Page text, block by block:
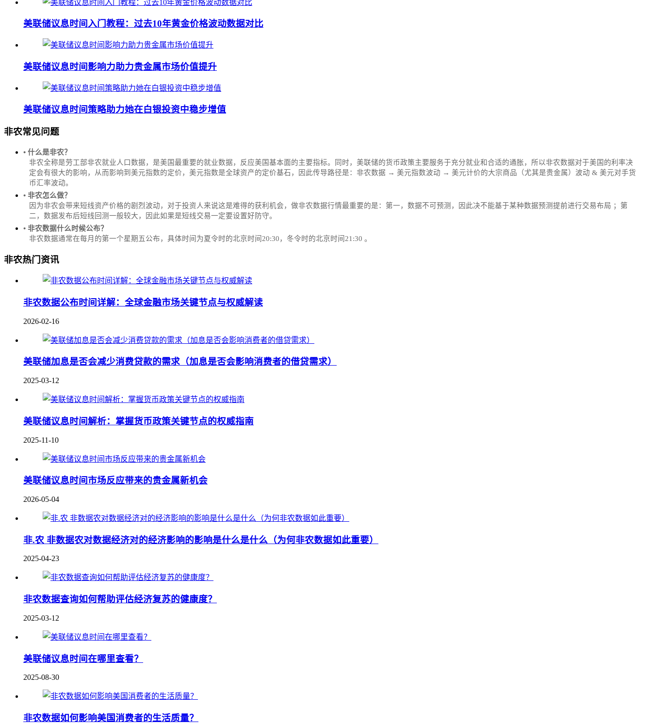
美联储议息时间入门教程：过去10年黄金价格波动数据对比
美联储议息时间影响力助力贵金属市场价值提升
美联储议息时间策略助力她在白银投资中稳步增值
非农常见问题
• 什么是非农？
非农全称是劳工部非农就业人口数据，是美国最重要的就业数据，反应美国基本面的主要指标。同时，美联储的货币政策主要服务于充分就业和合适的通胀，所以非农数据对于美国的利率决
定会有很大的影响，从而影响到美元指数的定价，美元指数是全球资产的定价基石，因此传导路径是：非农数据 → 美元指数波动 → 美元计价的大宗商品（尤其是贵金属）波动 & 美元对手货
币汇率波动。
• 非农怎么做？
因为非农会带来短线资产价格的剧烈波动，对于投资人来说这是难得的获利机会，做非农数据行情最重要的是：第一，数据不可预测，因此决不能基于某种数据预测提前进行交易布局 ；第
二，数据发布后短线回测一般较大，因此如果是短线交易一定要设置好防守。
• 非农数据什么时候公布？
‌非农数据通常在每月的第一个星期五公布，具体时间为夏令时的北京时间20:30，冬令时的北京时间21:30‌‌ 。
非农热门资讯
非农数据公布时间详解：全球金融市场关键节点与权威解读
2026-02-16
美联储加息是否会减少消费贷款的需求（加息是否会影响消费者的借贷需求）
2025-03-12
美联储议息时间解析：掌握货币政策关键节点的权威指南
2025-11-10
美联储议息时间市场反应带来的贵金属新机会
2026-05-04
非.农 非数据农对数据经济对的经济影响的影响是什么是什么（为何非农数据如此重要）
2025-04-23
非农数据查询如何帮助评估经济复苏的健康度？
2025-03-12
美联储议息时间在哪里查看？
2025-08-30
非农数据如何影响美国消费者的生活质量？